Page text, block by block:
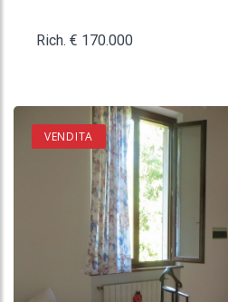
Rich. € 170.000
VENDITA